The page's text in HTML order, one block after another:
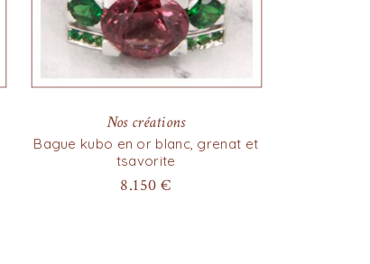
Nos créations
Bague kubo en or blanc, grenat et
tsavorite
8.150 €